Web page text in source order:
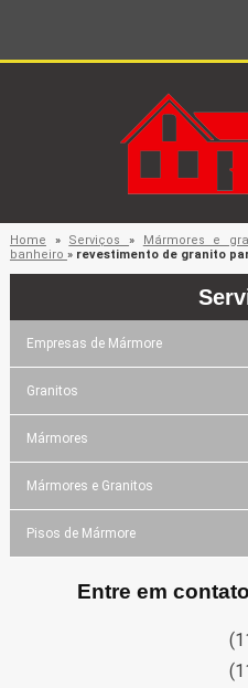
Home » Serviços» Mármores e
banheiro » revestimento de granito
Empresas de Mármore
Granitos
Mármores
Mármores e Granitos
Pisos de Mármore
Entre em